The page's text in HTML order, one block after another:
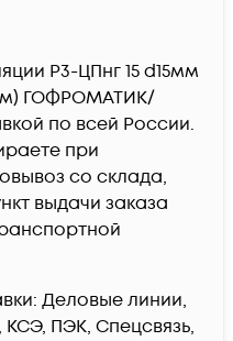
Р3-ЦПнг 15 d15мм
ГОФРОМАТИК/
по всей России.
при
со склада,
выдачи заказа
Деловые линии,
ПЭК, Спецсвязь,